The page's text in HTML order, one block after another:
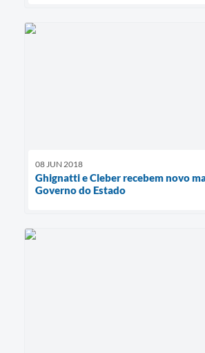
08 JUN 2018
Ghignatti e Cleber recebem novo
Governo do Estado